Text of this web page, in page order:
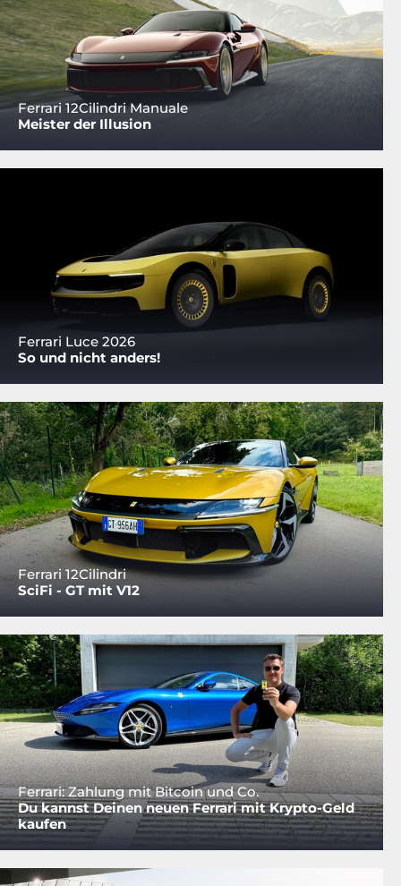
Ferrari 12Cilindri Manuale
Meister der Illusion
Ferrari Luce 2026
So und nicht anders!
Ferrari 12Cilindri
SciFi - GT mit V12
Ferrari: Zahlung mit Bitcoin und Co.
Du kannst Deinen neuen Ferrari mit Krypto-Geld
kaufen